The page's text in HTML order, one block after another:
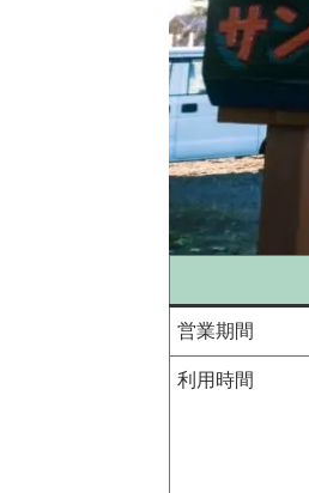
営業期間
利用時間